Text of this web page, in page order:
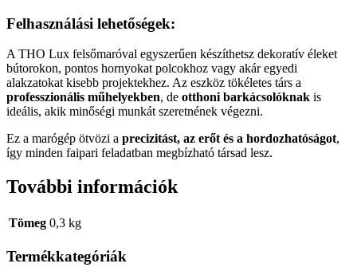
Felhasználási lehetőségek:
A THO Lux felsőmaróval egyszerűen készíthetsz dekoratív éleket
bútorokon, pontos hornyokat polcokhoz vagy akár egyedi
alakzatokat kisebb projektekhez. Az eszköz tökéletes társ a
professzionális műhelyekben, de otthoni barkácsolóknak is
ideális, akik minőségi munkát szeretnének végezni.
Ez a marógép ötvözi a precizitást, az erőt és a hordozhatóságot,
így minden faipari feladatban megbízható társad lesz.
További információk
Tömeg 0,3 kg
Termékkategóriák